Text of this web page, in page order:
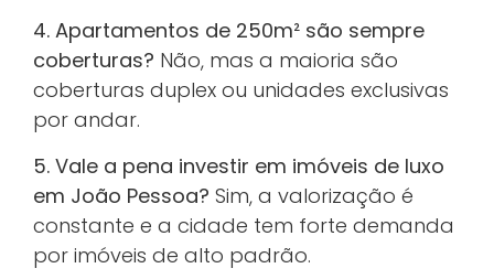
4. Apartamentos de 250m² são sempre
coberturas? Não, mas a maioria são
coberturas duplex ou unidades exclusivas
por andar.
5. Vale a pena investir em imóveis de luxo
em João Pessoa? Sim, a valorização é
constante e a cidade tem forte demanda
por imóveis de alto padrão.